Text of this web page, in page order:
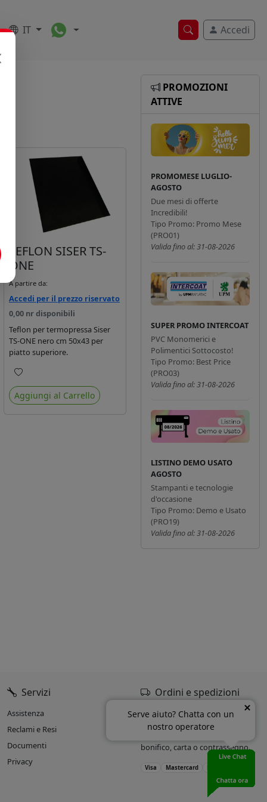
Ricerca veloce
Accedi
IT Toggle Dropdown
TEFLON SISER TS-
ONE
A partire da:
Accedi per il prezzo riservato
0,00 nr disponibili
Teflon per termopressa Siser
TS-ONE nero cm 50x43 per
piatto superiore.
Preferiti
Aggiungi al Carrello
PROMOZIONI
ATTIVE
PROMOMESE LUGLIO-
AGOSTO
Due mesi di offerte
Incredibili!
Tipo Promo: Promo Mese
(PRO01)
Valida fino al: 31-08-2026
SUPER PROMO INTERCOAT
PVC Monomerici e
Polimentici Sottocosto!
Tipo Promo: Best Price
(PRO03)
Valida fino al: 31-08-2026
LISTINO DEMO USATO
AGOSTO
Stampanti e tecnologie
d'occasione
Tipo Promo: Demo e Usato
(PRO19)
Valida fino al: 31-08-2026
Servizi
Assistenza
Reclami e Resi
Documenti
Privacy
Ordini e spedizioni
Oltre il 90% delle spedizioni
entro 24h dall’ordine.
bonifico, carta o contrassegno.
Visa Mastercard
Serve aiuto? Chatta con un
nostro operatore